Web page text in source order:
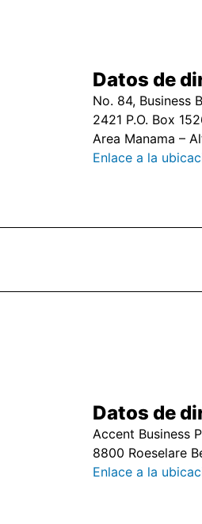
Datos de
No. 84, Business
2421 P.O. Box
Area Manama –
Enlace a la
Datos de
Accent Business
8800 Roeselare
Enlace a la